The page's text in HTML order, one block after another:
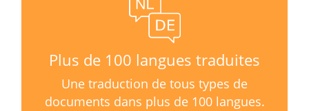
Plus de 100 langues traduites
Une traduction de tous types de
documents dans plus de 100 langues.